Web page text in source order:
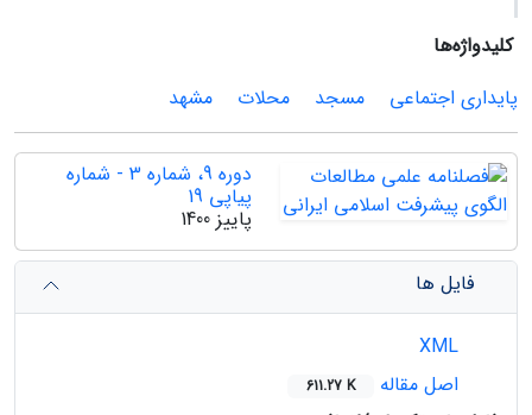
کلیدواژه‌ها
پایداری اجتماعی
مسجد محلات مشهد
دوره 9، شماره 3 - شماره
پیاپی 19
پاییز 1400
فایل ها
اصل مقاله
611.27 K